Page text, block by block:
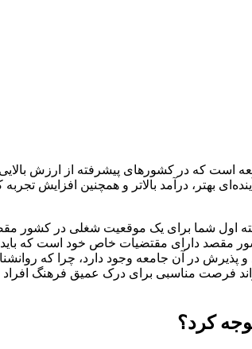
است که در کشور‌های پیشرفته از ارزش بالایی
بهتر، درآمد بالاتر و همچنین افزایش
شما برای یک موقعیت شغلی در کشور
مقصد دارای مقتضیات خاص خود است که
در آن جامعه وجود دارد، چرا که
فرصت مناسبی برای درک عمیق فرهنگ
کرد؟